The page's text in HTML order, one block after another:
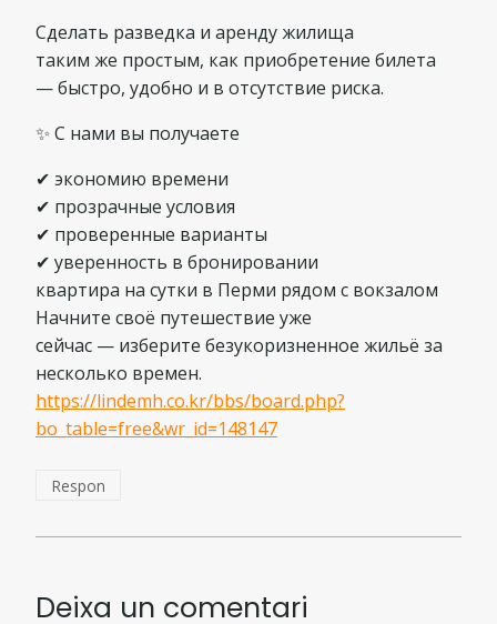
Сделать разведка и аренду жилища
таким же простым, как приобретение билета
— быстро, удобно и в отсутствие риска.
✨ С нами вы получаете
✔ экономию времени
✔ прозрачные условия
✔ проверенные варианты
✔ уверенность в бронировании
квартира на сутки в Перми рядом с вокзалом
Начните своё путешествие уже
сейчас — изберите безукоризненное жильё за
несколько времен.
https://lindemh.co.kr/bbs/board.php?
bo_table=free&wr_id=148147
Respon
Deixa un comentari